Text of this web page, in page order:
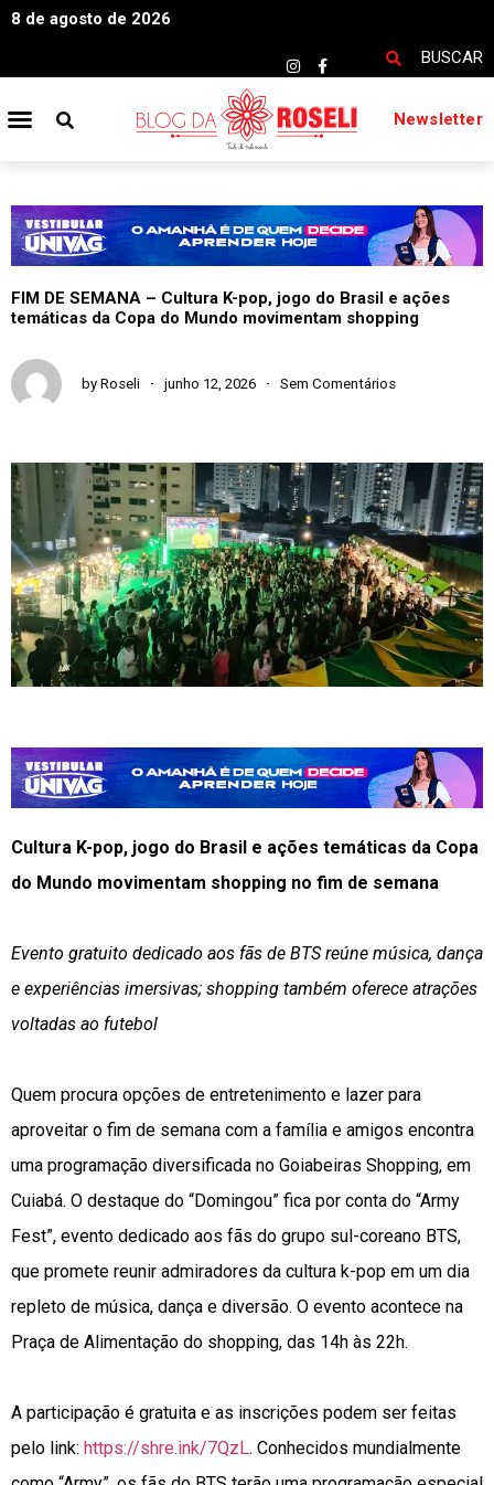
8 de agosto de 2026
BUSCAR
Newsletter
FIM DE SEMANA – Cultura K-pop, jogo do Brasil e ações
temáticas da Copa do Mundo movimentam shopping
by Roseli junho 12, 2026 Sem Comentários
Cultura K-pop, jogo do Brasil e ações temáticas da Copa
do Mundo movimentam shopping no fim de semana
Evento gratuito dedicado aos fãs de BTS reúne música, dança
e experiências imersivas; shopping também oferece atrações
voltadas ao futebol
Quem procura opções de entretenimento e lazer para
aproveitar o fim de semana com a família e amigos encontra
uma programação diversificada no Goiabeiras Shopping, em
Cuiabá. O destaque do “Domingou” fica por conta do “Army
Fest”, evento dedicado aos fãs do grupo sul-coreano BTS,
que promete reunir admiradores da cultura k-pop em um dia
repleto de música, dança e diversão. O evento acontece na
Praça de Alimentação do shopping, das 14h às 22h.
A participação é gratuita e as inscrições podem ser feitas
pelo link: https://shre.ink/7QzL. Conhecidos mundialmente